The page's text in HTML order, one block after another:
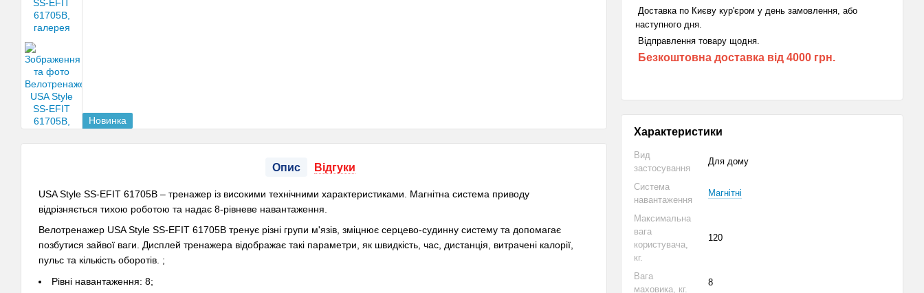
Новинка
Опис Відгуки
USA Style SS-EFIT 61705B – тренажер із високими технічними характеристиками. Магнітна система приводу
відрізняється тихою роботою та надає 8-рівневе навантаження.
Велотренажер USA Style SS-EFIT 61705B тренує різні групи м'язів, зміцнює серцево-судинну систему та допомагає
позбутися зайвої ваги. Дисплей тренажера відображає такі параметри, як швидкість, час, дистанція, витрачені калорії,
пульс та кількість оборотів. ;
Рівні навантаження: 8;
Доставка по Києву кур'єром у день замовлення, або
наступного дня.
Відправлення товару щодня.
Безкоштовна доставка від 4000 грн.
Характеристики
Вид
застосування
Для дому
Система
навантаження
Магнітні
Максимальна
вага
користувача,
кг.
120
Вага
маховика, кг.
8